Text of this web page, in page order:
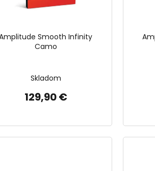
Smooth Infinity
Camo
Skladom
129,90 €